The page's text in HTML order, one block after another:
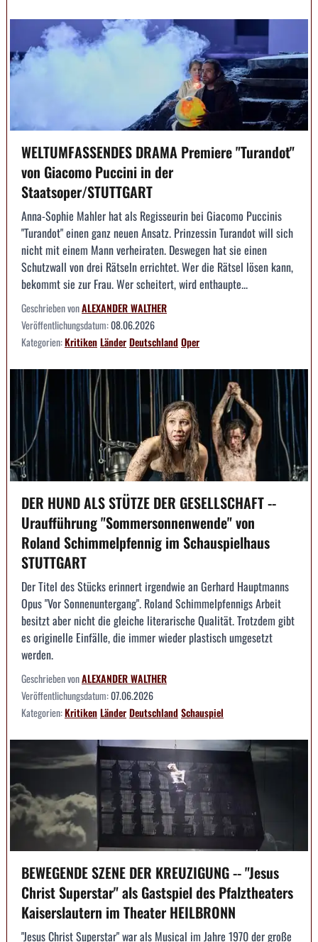
WELTUMFASSENDES DRAMA Premiere "Turandot"
von Giacomo Puccini in der
Staatsoper/STUTTGART
Anna-Sophie Mahler hat als Regisseurin bei Giacomo Puccinis
"Turandot" einen ganz neuen Ansatz. Prinzessin Turandot will sich
nicht mit einem Mann verheiraten. Deswegen hat sie einen
Schutzwall von drei Rätseln errichtet. Wer die Rätsel lösen kann,
bekommt sie zur Frau. Wer scheitert, wird enthaupte...
Geschrieben vonALEXANDER WALTHER
Veröffentlichungsdatum:08.06.2026
Kategorien:KritikenLänderDeutschlandOper
DER HUND ALS STÜTZE DER GESELLSCHAFT --
Uraufführung "Sommersonnenwende" von
Roland Schimmelpfennig im Schauspielhaus
STUTTGART
Der Titel des Stücks erinnert irgendwie an Gerhard Hauptmanns
Opus "Vor Sonnenuntergang". Roland Schimmelpfennigs Arbeit
besitzt aber nicht die gleiche literarische Qualität. Trotzdem gibt
es originelle Einfälle, die immer wieder plastisch umgesetzt
werden.
Geschrieben vonALEXANDER WALTHER
Veröffentlichungsdatum:07.06.2026
Kategorien:KritikenLänderDeutschlandSchauspiel
BEWEGENDE SZENE DER KREUZIGUNG -- "Jesus
Christ Superstar" als Gastspiel des Pfalztheaters
Kaiserslautern im Theater HEILBRONN
"Jesus Christ Superstar" war als Musical im Jahre 1970 der große